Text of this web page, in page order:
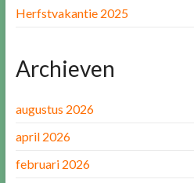
Herfstvakantie 2025
Archieven
augustus 2026
april 2026
februari 2026